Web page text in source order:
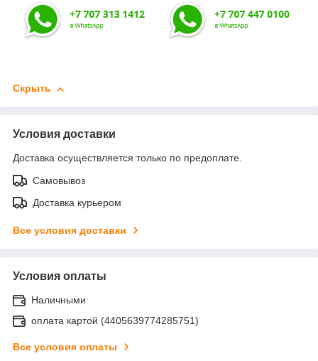
Скрыть
Условия доставки
Доставка осуществляется только по предоплате.
Самовывоз
Доставка курьером
Все условия доставки
Условия оплаты
Наличными
оплата картой (4405639774285751)
Все условия оплаты